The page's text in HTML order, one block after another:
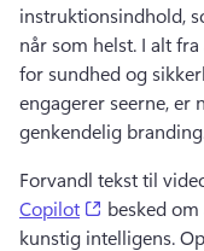
instruktionsindhold,
når som helst. I alt
for sundhed og
engagerer seerne, er
genkendelig
Forvandl tekst til
Copilot
(opens in a
besked
kunstig intelligens.